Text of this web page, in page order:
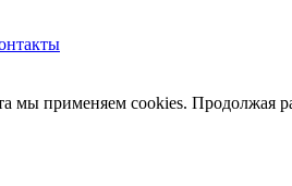
мы применяем cookies. Продолжая